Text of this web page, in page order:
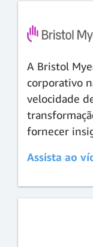
A Bristol
corporativo
velocidade
fornecer
Assista ao